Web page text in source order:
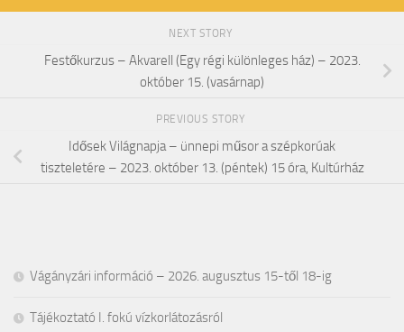
NEXT STORY
Festőkurzus – Akvarell (Egy régi különleges ház) – 2023.
október 15. (vasárnap)
PREVIOUS STORY
Idősek Világnapja – ünnepi műsor a szépkorúak
tiszteletére – 2023. október 13. (péntek) 15 óra, Kultúrház
Vágányzári információ – 2026. augusztus 15-től 18-ig
Tájékoztató I. fokú vízkorlátozásról